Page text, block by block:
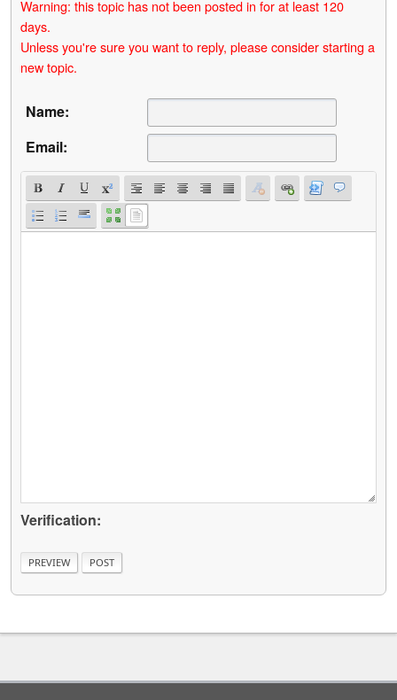
Warning: this topic has not been posted in for at least 120
days.
Unless you're sure you want to reply, please consider starting a
new topic.
Name:
Email:
Verification: